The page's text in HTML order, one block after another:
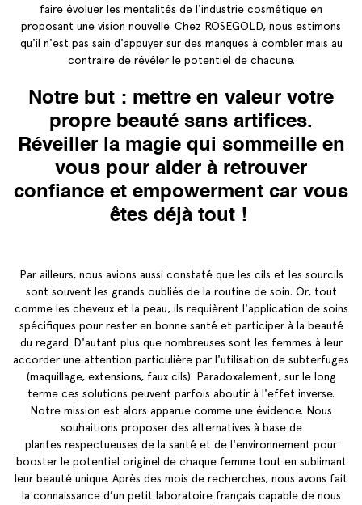
faire évoluer les mentalités de l'industrie cosmétique en
proposant une vision nouvelle. Chez ROSEGOLD, nous estimons
qu'il n'est pas sain d'appuyer sur des manques à combler mais au
contraire de révéler le potentiel de chacune.
Notre but : mettre en valeur votre
propre beauté sans artifices.
Réveiller la magie qui sommeille en
vous pour aider à retrouver
confiance et empowerment car vous
êtes déjà tout !
Par ailleurs, nous avions aussi constaté que les cils et les sourcils
sont souvent les grands oubliés de la routine de soin. Or, tout
comme les cheveux et la peau, ils requièrent l'application de soins
spécifiques pour rester en bonne santé et participer à la beauté
du regard. D'autant plus que nombreuses sont les femmes à leur
accorder une attention particulière par l'utilisation de subterfuges
(maquillage, extensions, faux cils). Paradoxalement, sur le long
terme ces solutions peuvent parfois aboutir à l'effet inverse.
Notre mission est alors apparue comme une évidence. Nous
souhaitions proposer des alternatives à base de
plantes respectueuses de la santé et de l'environnement pour
booster le potentiel originel de chaque femme tout en sublimant
leur beauté unique. Après des mois de recherches, nous avons fait
la connaissance d’un petit laboratoire français capable de nous